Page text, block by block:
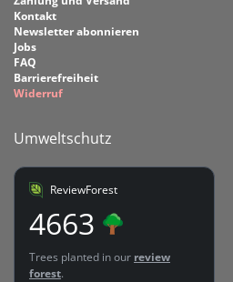
Kontakt
Newsletter abonnieren
Jobs
FAQ
Barrierefreiheit
Widerruf
Umweltschutz
ReviewForest
4663
Trees planted in our review
forest.